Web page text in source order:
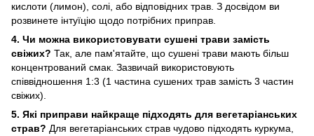
кислоти (лимон), солі, або відповідних трав. З досвідом ви
розвинете інтуїцію щодо потрібних приправ.
4. Чи можна використовувати сушені трави замість
свіжих? Так, але пам'ятайте, що сушені трави мають більш
концентрований смак. Зазвичай використовують
співвідношення 1:3 (1 частина сушених трав замість 3 частин
свіжих).
5. Які приправи найкраще підходять для вегетаріанських
страв? Для вегетаріанських страв чудово підходять куркума,